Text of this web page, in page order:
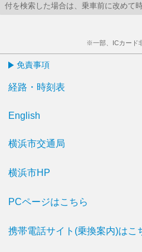
付を検索した場合は、乗車前に改めて
※一部、ICカード
免責事項
経路・時刻表
English
横浜市交通局
横浜市HP
PCページはこちら
携帯電話サイト(乗換案内)はこ